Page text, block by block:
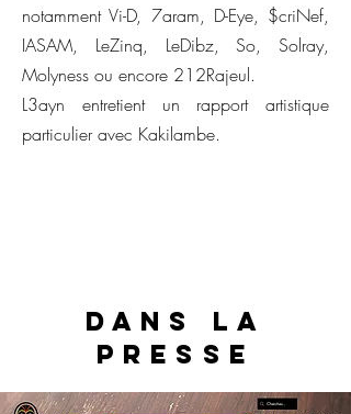
notamment Vi-D, 7aram, D-Eye, $criNef,
IASAM, LeZinq, LeDibz, So, Solray,
Molyness ou encore 212Rajeul.
L3ayn entretient un rapport artistique
particulier avec Kakilambe.
Dans la
presse